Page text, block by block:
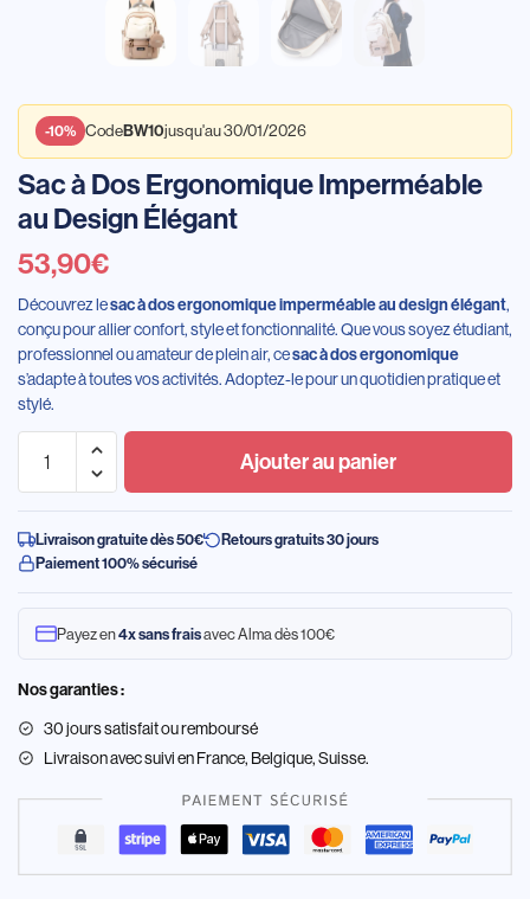
-10% CodeBW10jusqu'au 30/01/2026
Sac à Dos Ergonomique Imperméable
au Design Élégant
53,90€
Découvrez lesac à dos ergonomique imperméable au design élégant,
conçu pour allier confort, style et fonctionnalité. Que vous soyez étudiant,
professionnel ou amateur de plein air, cesac à dos ergonomique
s’adapte à toutes vos activités. Adoptez-le pour un quotidien pratique et
stylé.
Ajouter au panier
Livraison gratuite dès 50€
Retours gratuits 30 jours
Paiement 100% sécurisé
Payez en4x sans fraisavec Alma dès 100€
Nos garanties :
30 jours satisfait ou remboursé
Livraisonavec suivi en France, Belgique, Suisse.